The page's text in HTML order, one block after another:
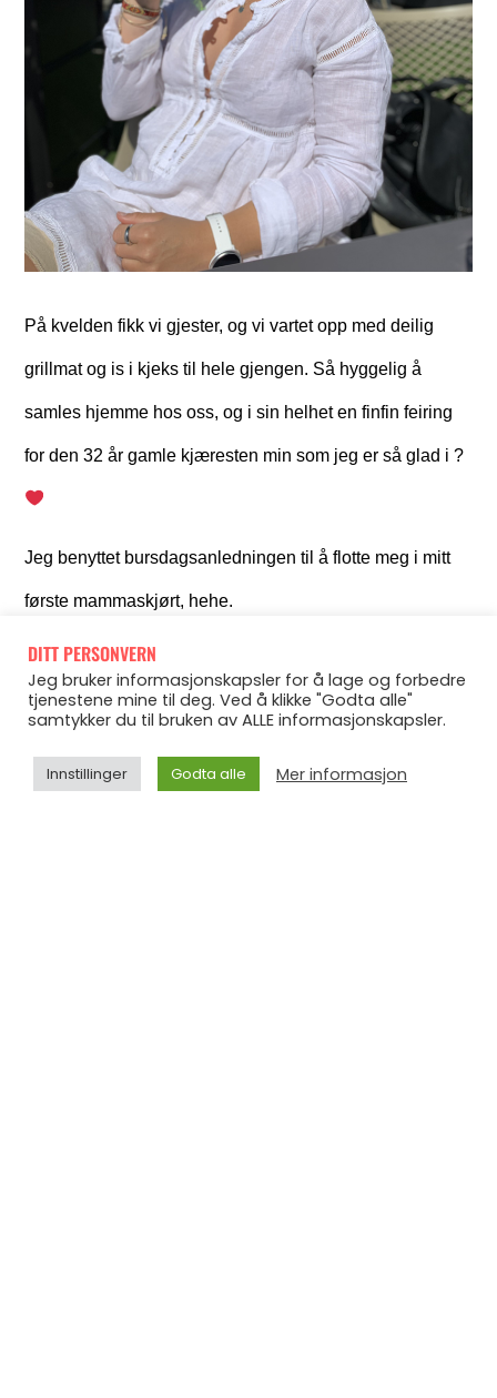
På kvelden fikk vi gjester, og vi vartet opp med deilig
grillmat og is i kjeks til hele gjengen. Så hyggelig å
samles hjemme hos oss, og i sin helhet en finfin feiring
for den 32 år gamle kjæresten min som jeg er så glad i ?
Jeg benyttet bursdagsanledningen til å flotte meg i mitt
første mammaskjørt, hehe.
DITT PERSONVERN
Jeg bruker informasjonskapsler for å lage og forbedre
tjenestene mine til deg. Ved å klikke "Godta alle"
samtykker du til bruken av ALLE informasjonskapsler.
Innstillinger Godta alle Mer informasjon